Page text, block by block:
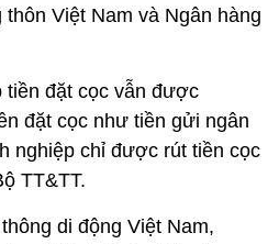
Việt Nam và Ngân hàng
tiền đặt cọc vẫn được
đặt cọc như tiền gửi ngân
nghiệp chỉ được rút tiền cọc
TT&TT.
di động Việt Nam,